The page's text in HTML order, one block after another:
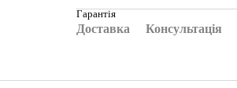
Гарантія
Доставка Консультація